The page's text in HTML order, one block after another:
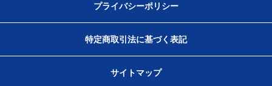
プライバシーポリシー
特定商取引法に基づく表記
サイトマップ